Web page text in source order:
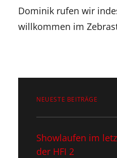
Dominik rufen wir
willkommen im
NEUESTE BEITRÄGE
Showlaufen im
der HFI 2